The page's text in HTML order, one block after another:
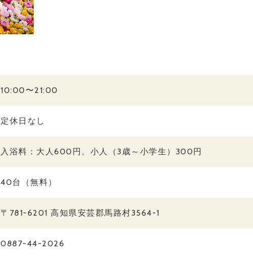
10:00〜21:00
定休日なし
入浴料：大人600円、小人（3歳～小学生）300円
40台（無料）
〒781-6201 高知県安芸郡馬路村3564-1
0887-44-2026